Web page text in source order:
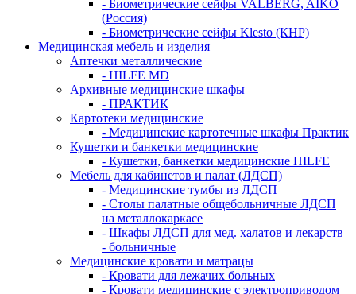
- Биометрические сейфы VALBERG, AIKO
(Россия)
- Биометрические сейфы Klesto (КНР)
Медицинская мебель и изделия
Аптечки металлические
- HILFE MD
Архивные медицинские шкафы
- ПРАКТИК
Картотеки медицинские
- Медицинские картотечные шкафы Практик
Кушетки и банкетки медицинские
- Кушетки, банкетки медицинские HILFE
Мебель для кабинетов и палат (ЛДСП)
- Медицинские тумбы из ЛДСП
- Столы палатные общебольничные ЛДСП
на металлокаркасе
- Шкафы ЛДСП для мед. халатов и лекарств
- больничные
Медицинские кровати и матрацы
- Кровати для лежачих больных
- Кровати медицинские с электроприводом